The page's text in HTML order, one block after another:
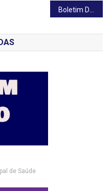
Boletim Diário – 15/11/2020
de Saúde